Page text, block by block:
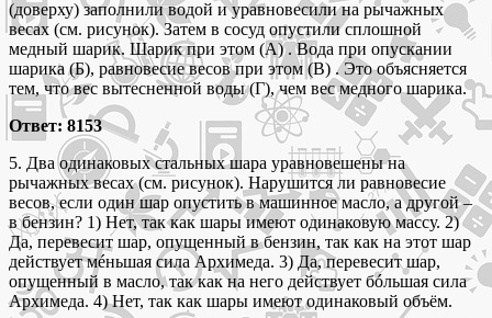
(доверху) заполнили водой и уравновесили на рычажных
весах (см. рисунок). Затем в сосуд опустили сплошной
медный шарик. Шарик при этом (А) . Вода при опускании
шарика (Б), равновесие весов при этом (В) . Это объясняется
тем, что вес вытесненной воды (Г), чем вес медного шарика.
Ответ: 8153
5. Два одинаковых стальных шара уравновешены на
рычажных весах (см. рисунок). Нарушится ли равновесие
весов, если один шар опустить в машинное масло, а другой –
в бензин? 1) Нет, так как шары имеют одинаковую массу. 2)
Да, перевесит шар, опущенный в бензин, так как на этот шар
действует мéньшая сила Архимеда. 3) Да, перевесит шар,
опущенный в масло, так как на него действует бóльшая сила
Архимеда. 4) Нет, так как шары имеют одинаковый объём.